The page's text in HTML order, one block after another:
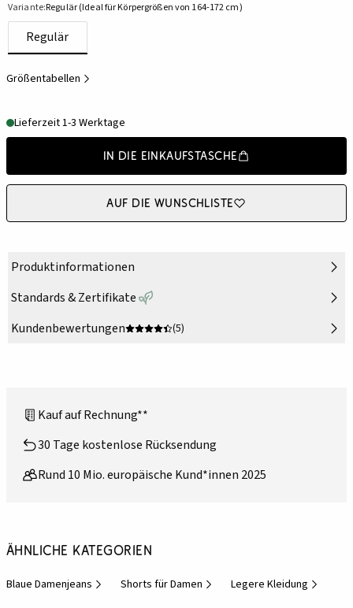
Variante:Regulär (Ideal für Körpergrößen von 164-172 cm)
Regulär
Größentabellen
Lieferzeit 1-3 Werktage
In die Einkaufstasche
Auf die Wunschliste
Produktinformationen
Standards & Zertifikate
Kundenbewertungen
(5)
Kauf auf Rechnung**
30 Tage kostenlose Rücksendung
Rund 10 Mio. europäische Kund*innen 2025
Ähnliche Kategorien
Blaue Damenjeans Shorts für Damen Legere Kleidung